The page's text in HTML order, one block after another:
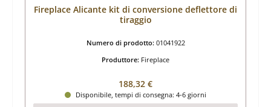
Fireplace Alicante kit di conversione deflettore di
tiraggio
Numero di prodotto: 01041922
Produttore: Fireplace
Prezzo normale:
188,32 €
Disponibile, tempi di consegna: 4-6 giorni